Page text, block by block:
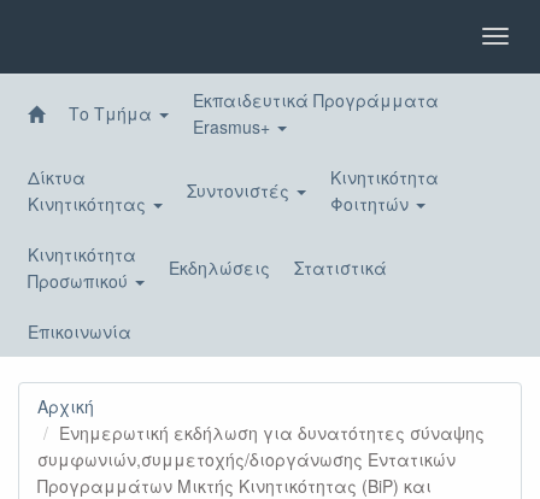
περιεχόμενο
Το Τμήμα
Εκπαιδευτικά Προγράμματα
Erasmus+
Δίκτυα
Κινητικότητας
Συντονιστές
Κινητικότητα
Φοιτητών
Κινητικότητα
Προσωπικού
Εκδηλώσεις Στατιστικά
Επικοινωνία
Αρχική
Ενημερωτική εκδήλωση για δυνατότητες σύναψης
συμφωνιών,συμμετοχής/διοργάνωσης Εντατικών
Προγραμμάτων Μικτής Κινητικότητας (BiP) και